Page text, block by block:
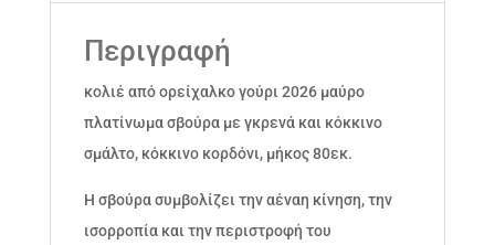
Περιγραφή
κολιέ από ορείχαλκο γούρι 2026 μαύρο
πλατίνωμα σβούρα με γκρενά και κόκκινο
σμάλτο, κόκκινο κορδόνι, μήκος 80εκ.
Η σβούρα συμβολίζει την αέναη κίνηση, την
ισορροπία και την περιστροφή του